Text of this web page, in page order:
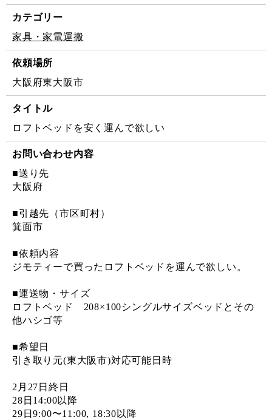
カテゴリー
家具・家電運搬
依頼場所
大阪府東大阪市
タイトル
ロフトベッドを安く運んで欲しい
お問い合わせ内容
■送り先
大阪府
■引越先（市区町村）
箕面市
■依頼内容
ジモティーで買ったロフトベッドを運んで欲しい。
■運送物・サイズ
ロフトベッド 208×100シングルサイズベッドとその
他ハシゴ等
■希望日
引き取り元(東大阪市)対応可能日時
2月27日終日
28日14:00以降
29日9:00〜11:00, 18:30以降